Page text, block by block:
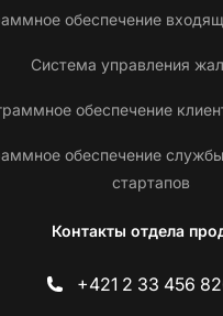
обеспечение
Система управления
обеспечение
обеспечение
стартапов
Контакты отдела
+421 2 33 456